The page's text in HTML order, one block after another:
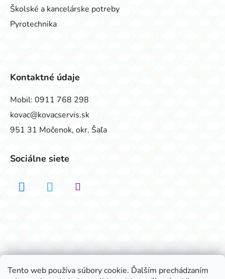
Tento web používa súbory cookie. Ďalším prechádzaním
Školské a kancelárske potreby
Pyrotechnika
Kontaktné údaje
Mobil: 0911 768 298
kovac@kovacservis.sk
951 31 Močenok, okr. Šaľa
Sociálne siete